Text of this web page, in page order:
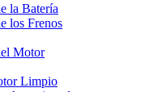
la Batería
los Frenos
Motor
Limpio